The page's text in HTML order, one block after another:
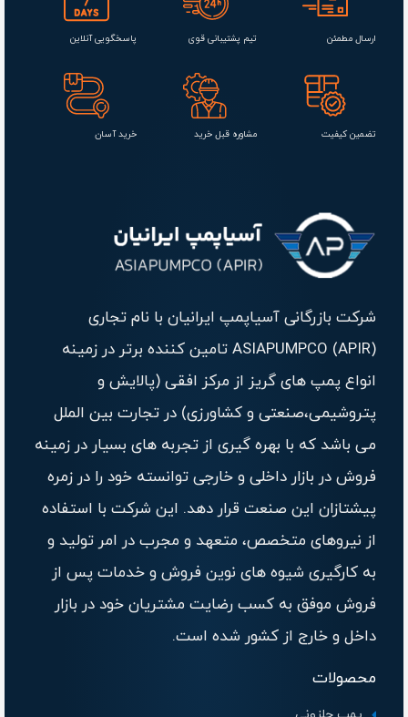
ارسال مطمئن تیم پشتیبانی قوی پاسخگویی آنلاین
تضمین کیفیت مشاوره قبل خرید خرید آسان
شرکت بازرگانی آسیاپمپ ایرانیان با نام تجاری
(ASIAPUMPCO (APIR تامین کننده برتر در زمینه
انواع پمپ های گریز از مرکز افقی (پالایش و
پتروشیمی،صنعتی و کشاورزی) در تجارت بین الملل
می باشد که با بهره گیری از تجربه های بسیار در زمینه
فروش در بازار داخلی و خارجی توانسته خود را در زمره
پیشتازان این صنعت قرار دهد. این شرکت با استفاده
از نیروهای متخصص، متعهد و مجرب در امر تولید و
به کارگیری شیوه های نوین فروش و خدمات پس از
فروش موفق به کسب رضایت مشتریان خود در بازار
داخل و خارج از کشور شده است.
محصولات